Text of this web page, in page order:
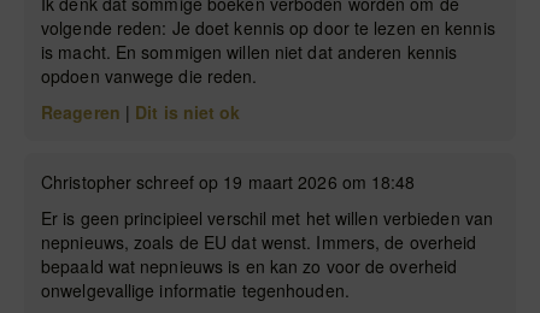
volgende reden: Je doet kennis op door te lezen en kennis
is macht. En sommigen willen niet dat anderen kennis
opdoen vanwege die reden.
Reageren | Dit is niet ok
Christopher schreef op 19 maart 2026 om 18:48
Er is geen principieel verschil met het willen verbieden van
nepnieuws, zoals de EU dat wenst. Immers, de overheid
bepaald wat nepnieuws is en kan zo voor de overheid
onwelgevallige informatie tegenhouden.